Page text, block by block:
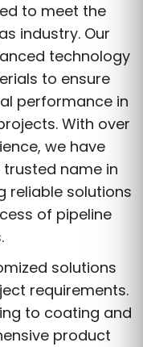
to meet the
industry. Our
technology
to ensure
performance in
With over
we have
name in
reliable solutions
of pipeline
solutions
requirements.
to coating and
product